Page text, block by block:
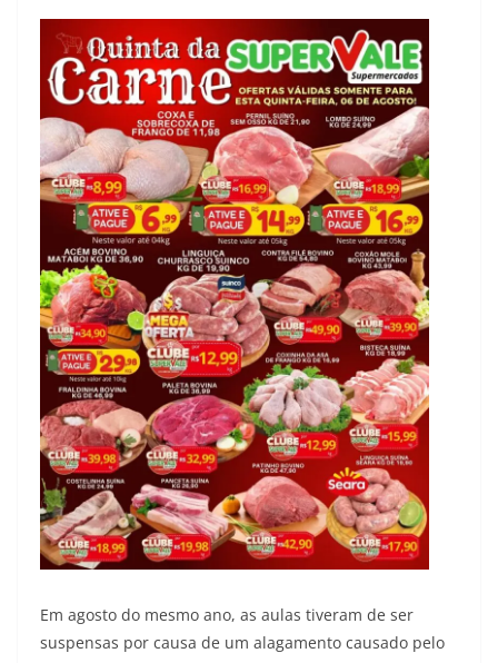
Em agosto do mesmo ano, as aulas tiveram de ser
suspensas por causa de um alagamento causado pelo